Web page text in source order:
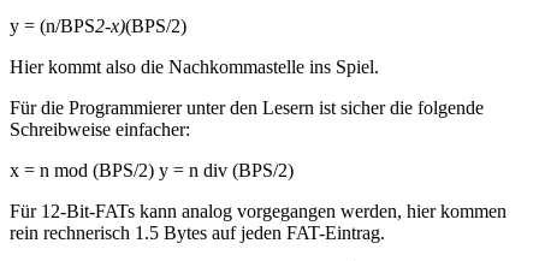
y = (n/BPS2-x)(BPS/2)
Hier kommt also die Nachkommastelle ins Spiel.
Für die Programmierer unter den Lesern ist sicher die folgende
Schreibweise einfacher:
x = n mod (BPS/2) y = n div (BPS/2)
Für 12-Bit-FATs kann analog vorgegangen werden, hier kommen
rein rechnerisch 1.5 Bytes auf jeden FAT-Eintrag.